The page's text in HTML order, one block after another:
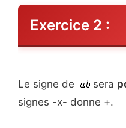
Exercice 2 :
Le signe de sera
signes -x- donne +.